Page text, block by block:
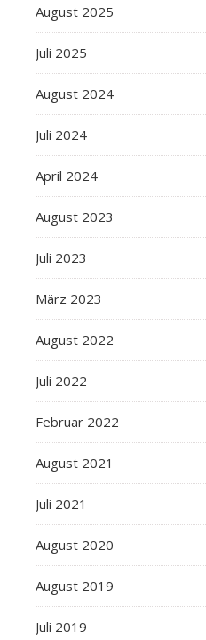
August 2025
Juli 2025
August 2024
Juli 2024
April 2024
August 2023
Juli 2023
März 2023
August 2022
Juli 2022
Februar 2022
August 2021
Juli 2021
August 2020
August 2019
Juli 2019